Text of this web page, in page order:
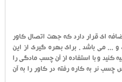
ای قرار دارد که جهت اتصال کاور
... می باشد . برای بهره گیری از این
و با استفاده از آن چسب مادگی را
نر به کاره رفته در کاور را به آن